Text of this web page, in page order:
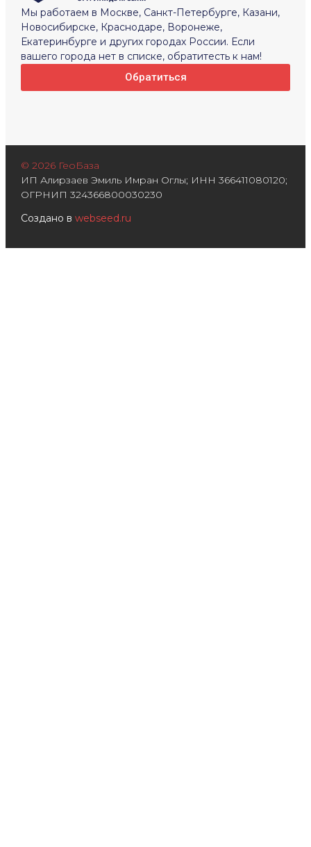
Мы работаем в Москве, Санкт-Петербурге, Казани,
Новосибирске, Краснодаре, Воронеже,
Екатеринбурге и других городах России. Если
вашего города нет в списке, обратитесть к нам!
Обратиться
© 2026 ГеоБаза
ИП Алирзаев Эмиль Имран Оглы; ИНН 366411080120;
ОГРНИП 324366800030230
Создано в webseed.ru